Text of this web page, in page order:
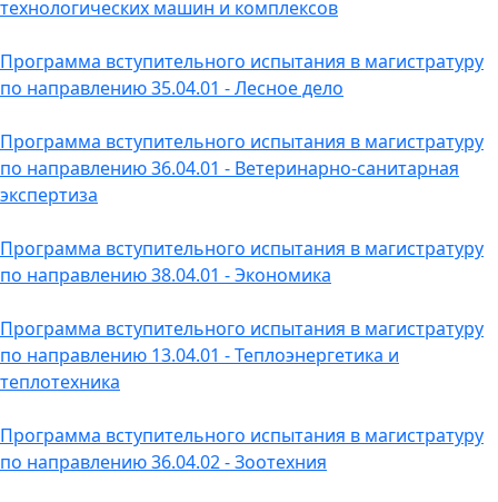
технологических машин и комплексов
Программа вступительного испытания в магистратуру
по направлению 35.04.01 - Лесное дело
Программа вступительного испытания в магистратуру
по направлению 36.04.01 - Ветеринарно-санитарная
экспертиза
Программа вступительного испытания в магистратуру
по направлению 38.04.01 - Экономика
Программа вступительного испытания в магистратуру
по направлению 13.04.01 - Теплоэнергетика и
теплотехника
Программа вступительного испытания в магистратуру
по направлению 36.04.02 - Зоотехния